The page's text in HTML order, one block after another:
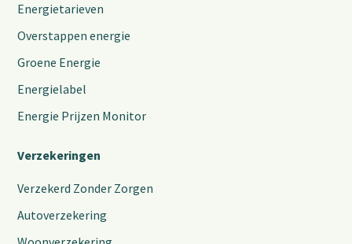
Energietarieven
Overstappen energie
Groene Energie
Energielabel
Energie Prijzen Monitor
Verzekeringen
Verzekerd Zonder Zorgen
Autoverzekering